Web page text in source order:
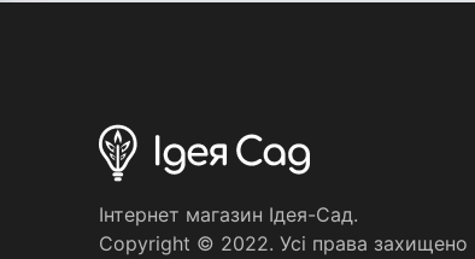
Iнтернет магазин Iдея-Сад.
Copyright © 2022. Усi права захищено